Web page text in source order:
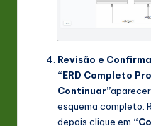
Revisão e
“ERD Completo
Continuar”
esquema completo.
depois clique em